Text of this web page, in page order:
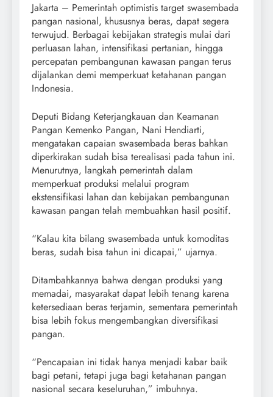
Jakarta – Pemerintah optimistis target swasembada
pangan nasional, khususnya beras, dapat segera
terwujud. Berbagai kebijakan strategis mulai dari
perluasan lahan, intensifikasi pertanian, hingga
percepatan pembangunan kawasan pangan terus
dijalankan demi memperkuat ketahanan pangan
Indonesia.
Deputi Bidang Keterjangkauan dan Keamanan
Pangan Kemenko Pangan, Nani Hendiarti,
mengatakan capaian swasembada beras bahkan
diperkirakan sudah bisa terealisasi pada tahun ini.
Menurutnya, langkah pemerintah dalam
memperkuat produksi melalui program
ekstensifikasi lahan dan kebijakan pembangunan
kawasan pangan telah membuahkan hasil positif.
“Kalau kita bilang swasembada untuk komoditas
beras, sudah bisa tahun ini dicapai,” ujarnya.
Ditambahkannya bahwa dengan produksi yang
memadai, masyarakat dapat lebih tenang karena
ketersediaan beras terjamin, sementara pemerintah
bisa lebih fokus mengembangkan diversifikasi
pangan.
“Pencapaian ini tidak hanya menjadi kabar baik
bagi petani, tetapi juga bagi ketahanan pangan
nasional secara keseluruhan,” imbuhnya.